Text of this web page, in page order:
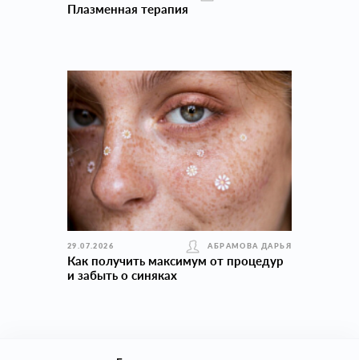
Плазменная терапия
29.07.2026 АБРАМОВА ДАРЬЯ
Как получить максимум от процедур
и забыть о синяках